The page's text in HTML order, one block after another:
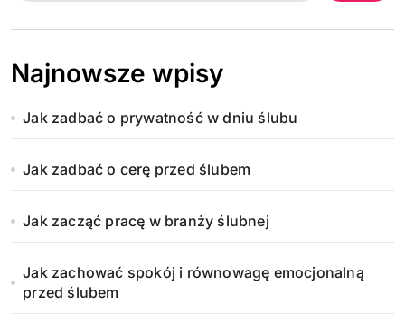
Najnowsze wpisy
Jak zadbać o prywatność w dniu ślubu
Jak zadbać o cerę przed ślubem
Jak zacząć pracę w branży ślubnej
Jak zachować spokój i równowagę emocjonalną
przed ślubem